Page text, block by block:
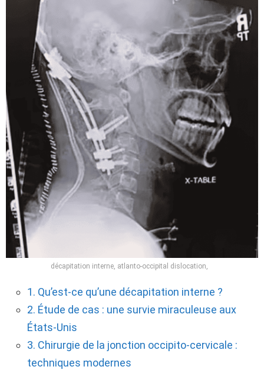
décapitation interne, atlanto-occipital dislocation,
1. Qu’est-ce qu’une décapitation interne ?
2. Étude de cas : une survie miraculeuse aux
États-Unis
3. Chirurgie de la jonction occipito-cervicale :
techniques modernes